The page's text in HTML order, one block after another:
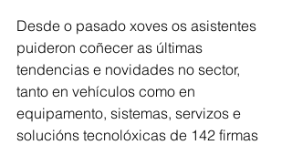
Desde o pasado xoves os asistentes
puideron coñecer as últimas
tendencias e novidades no sector,
tanto en vehículos como en
equipamento, sistemas, servizos e
solucións tecnolóxicas de 142 firmas